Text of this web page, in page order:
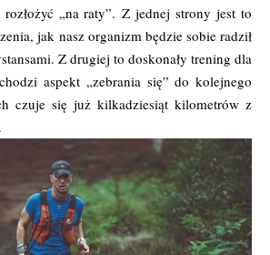
rozłożyć „na raty”. Z jednej strony jest to
jak nasz organizm będzie sobie radził
Z drugiej to doskonały trening dla
aspekt „zebrania się” do kolejnego
czuje się już kilkadziesiąt kilometrów z